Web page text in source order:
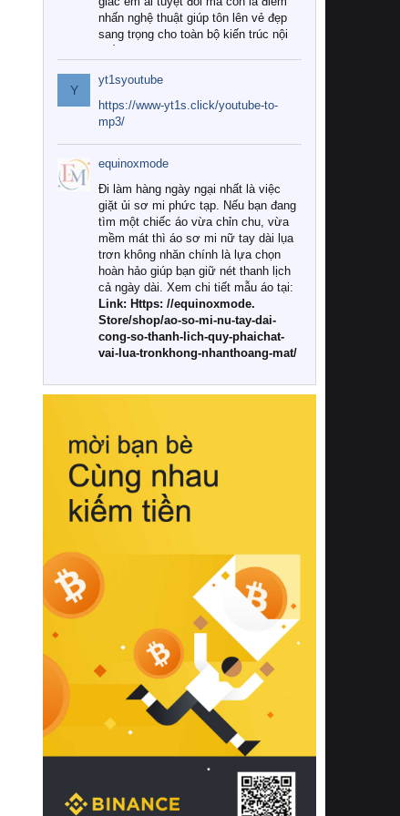
nhấn nghệ thuật giúp tôn lên vẻ đẹp
sang trọng cho toàn bộ kiến trúc nội
Tuy nhiên, giữa thị trường đa dạng
với vô vàn thương hiệu và mẫu mã
như hiện nay, làm thế nào để chọn
được những bộ chăn ga gối đệm cao
cấp thực sự chất lượng, phù hợp với
khí hậu và nhu cầu sử dụng của gia
đình? Hãy cùng chúng tôi đi tìm lời
giải đáp chi tiết qua bài viết dưới đây.
1. Tại sao các gia đình hiện đại lại ưa
chuộng chăn ga gối đệm cao cấp?
Khác với các dòng sản phẩm thông
thường, những bộ chăn ga gối đệm
cao cấp trải qua quy trình sản xuất
nghiêm ngặt từ khâu chọn lọc nguyên
liệu tự nhiên đến công nghệ dệt
nhuộm hiện đại không chứa hóa chất
này, bạn sẽ cảm nhận rõ rệt sự khác
hồi chuẩn xác của phần đệm nâng đỡ
cột sống.
Bên cạnh đó, việc lựa chọn các dòng
sản phẩm đạt chuẩn chất lượng quốc
tế còn giúp ngăn ngừa tình trạng kích
khuẩn và nấm mốc trong điều kiện
thời tiết nóng ẩm. Bạn có thể tìm hiểu
thêm các nghiên cứu khoa học về tác
động của giấc ngủ và môi trường
phòng ngủ đối với sức khỏe con
người tại Sleep Foundation (External
Link) để có cái nhìn toàn diện hơn.
2. Các tiêu chí vàng khi lựa chọn
chăn ga gối đệm cao cấp cho phòng
ngủ
Để sở hữu một bộ chăn ga gối đệm
cao cấp hoàn hảo cả về thẩm mỹ lẫn
công năng, người tiêu dùng cần cân
nhắc kỹ lưỡng các tiêu chí quan trọng
Y
yt1syoutube
https://www-yt1s.click/youtube-to-
mp3/
equinoxmode
Đi làm hàng ngày ngại nhất là việc
giặt ủi sơ mi phức tạp. Nếu bạn đang
tìm một chiếc áo vừa chỉn chu, vừa
mềm mát thì áo sơ mi nữ tay dài lụa
trơn không nhăn chính là lựa chọn
hoàn hảo giúp bạn giữ nét thanh lịch
cả ngày dài. Xem chi tiết mẫu áo tại:
Link: Https: //equinoxmode.
Store/shop/ao-so-mi-nu-tay-dai-
cong-so-thanh-lich-quy-phaichat-
vai-lua-tronkhong-nhanthoang-mat/